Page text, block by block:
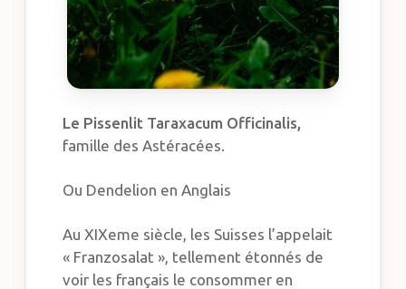
Le Pissenlit Taraxacum Officinalis,
famille des Astéracées.
Ou Dendelion en Anglais
Au XIXeme siècle, les Suisses l’appelait
« Franzosalat », tellement étonnés de
voir les français le consommer en